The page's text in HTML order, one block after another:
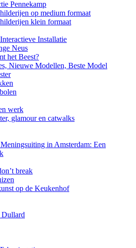
Pennekamp
op medium formaat
klein formaat
Installatie
Neus
het Beest?
Nieuwe Modellen, Beste Model
werk
glamour en catwalks
in Amsterdam: Een
break
op de Keukenhof